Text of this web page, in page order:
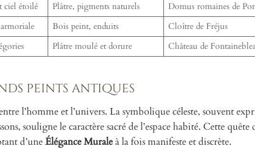
ciel étoilé Plâtre, pigments naturels
Domus romaines de
Bois peint, enduits
Cloître de Fréjus
Plâtre moulé et dorure Château de
peints antiques
l’homme et l’univers. La symbolique céleste, souvent
souligne le caractère sacré de l’espace habité. Cette quête
d’uneÉlégance Muraleà la fois manifeste et discrète.